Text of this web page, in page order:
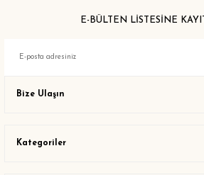
E-BÜLTEN LİSTESİNE
Bize Ulaşın
Kategoriler